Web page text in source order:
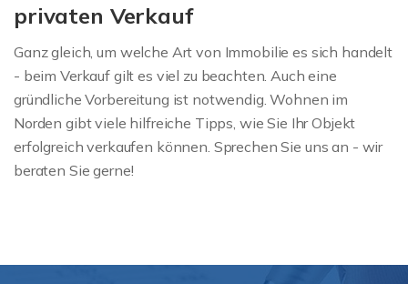
privaten Verkauf
Ganz gleich, um welche Art von Immobilie es sich handelt
- beim Verkauf gilt es viel zu beachten. Auch eine
gründliche Vorbereitung ist notwendig. Wohnen im
Norden gibt viele hilfreiche Tipps, wie Sie Ihr Objekt
erfolgreich verkaufen können. Sprechen Sie uns an - wir
beraten Sie gerne!